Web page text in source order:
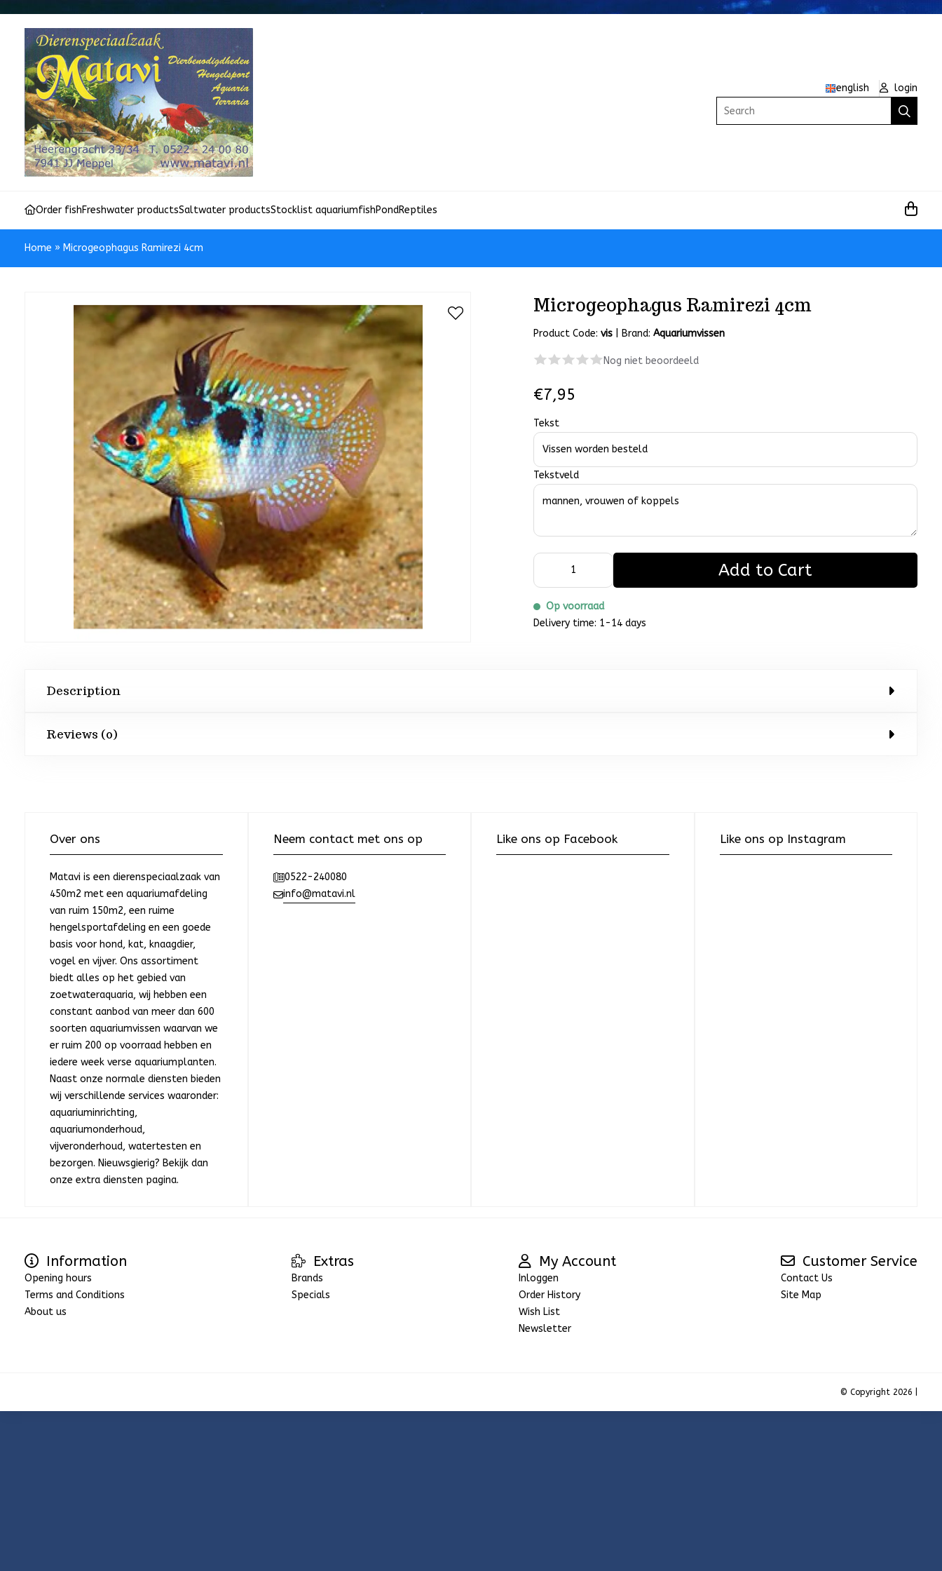
english
login
Search
Order fishFreshwater productsSaltwater productsStocklist aquariumfishPondReptiles
Home » Microgeophagus Ramirezi 4cm
Microgeophagus Ramirezi 4cm
Product Code:vis Brand:Aquariumvissen
Nog niet beoordeeld
€7,95
Tekst
Tekstveld
Add to Cart
Op voorraad
Delivery time: 1-14 days
Description
Reviews (0)
Over ons
Matavi is een dierenspeciaalzaak van
450m2 met een aquariumafdeling
van ruim 150m2, een ruime
hengelsportafdeling en een goede
basis voor hond, kat, knaagdier,
vogel en vijver. Ons assortiment
biedt alles op het gebied van
zoetwateraquaria, wij hebben een
constant aanbod van meer dan 600
soorten aquariumvissen waarvan we
er ruim 200 op voorraad hebben en
iedere week verse aquariumplanten.
Naast onze normale diensten bieden
wij verschillende services waaronder:
aquariuminrichting,
aquariumonderhoud,
vijveronderhoud, watertesten en
bezorgen. Nieuwsgierig? Bekijk dan
onze extra diensten pagina.
Neem contact met ons op
0522-240080
info@matavi.nl
Like ons op Facebook Like ons op Instagram
Information
Opening hours
Terms and Conditions
About us
Extras
Brands
Specials
My Account
Inloggen
Order History
Wish List
Newsletter
Customer Service
Contact Us
Site Map
© Copyright 2026 |